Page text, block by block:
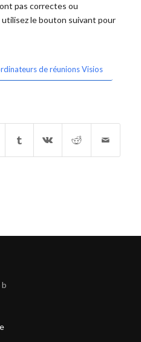
pas correctes ou
le bouton suivant pour
de réunions Visios